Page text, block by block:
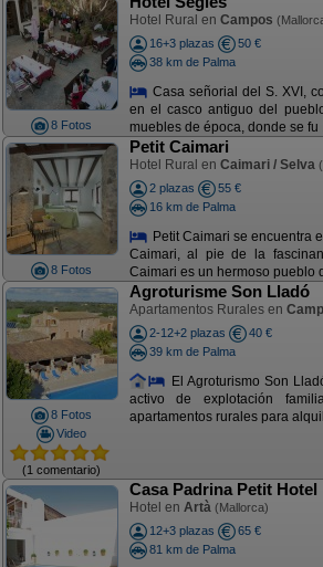
8 Fotos
Hotel Rural en Campos
16+3 plazas
50 €
38 km de Palma
Casa señorial del S. XVI,
en el casco antiguo del
muebles de época, donde se fu
8 Fotos
Petit Caimari
Hotel Rural en Caimari / Selva
2 plazas
55 €
16 km de Palma
Petit Caimari se encuentra
Caimari, al pie de la
Caimari es un hermoso pueblo
8 Fotos
Video
(1 comentario)
Agroturisme Son Lladó
Apartamentos Rurales en
2-12+2 plazas
40 €
39 km de Palma
El Agroturismo Son
activo de explotación
apartamentos rurales para
Casa Padrina Petit Hotel
Hotel en Artà (Mallorca)
12+3 plazas
65 €
81 km de Palma